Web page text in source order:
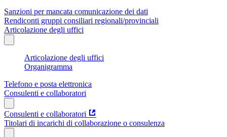
Sanzioni per mancata comunicazione dei dati
Rendiconti gruppi consiliari regionali/provinciali
Articolazione degli uffici
Articolazione degli uffici
Organigramma
Telefono e posta elettronica
Consulenti e collaboratori
Consulenti e collaboratori
Titolari di incarichi di collaborazione o consulenza